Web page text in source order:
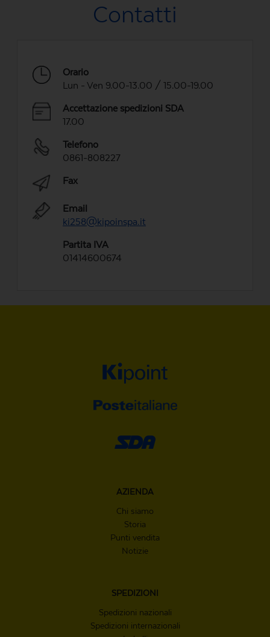
Contatti
Orario
Lun - Ven 9.00-13.00 / 15.00-19.00
Accettazione spedizioni SDA
17.00
Telefono
0861-808227
Fax
Email
ki258@kipoinspa.it
Partita IVA
01414600674
AZIENDA
Chi siamo
Storia
Punti vendita
Notizie
SPEDIZIONI
Spedizioni nazionali
Spedizioni internazionali